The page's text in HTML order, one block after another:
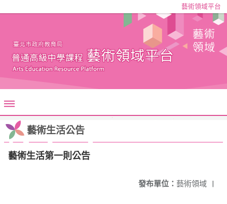
藝術領域平台
藝術生活公告
藝術生活第一則公告
發布單位： 藝術領域 |